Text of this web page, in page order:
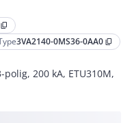
content_copy
3VA2140-0MS36-0AA0 content_copy
200 kA, ETU310M,